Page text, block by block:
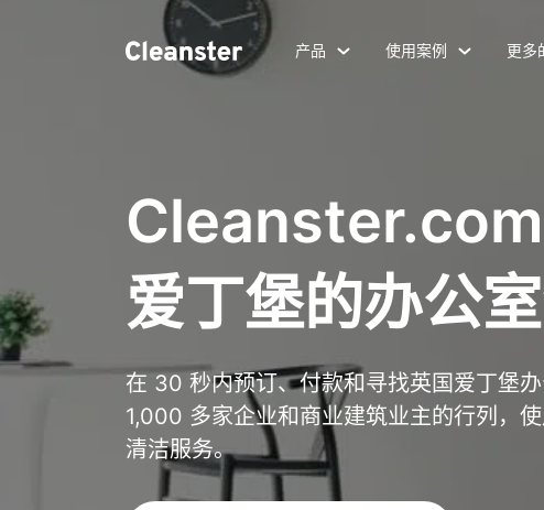
产品 使用案例 更多
Cleanster.com
爱丁堡的办公
在 30 秒内预订、付款和寻找英国爱丁堡
1,000 多家企业和商业建筑业主的行列，
清洁服务。